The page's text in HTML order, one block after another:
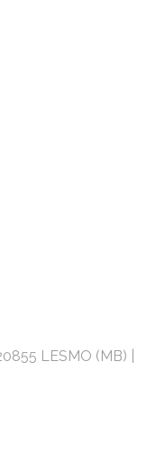
LESMO (MB) |